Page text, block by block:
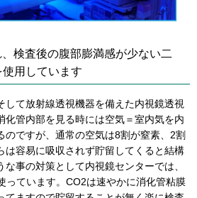
検査後の腹部膨満感が少ない二
用しています
して放射線透視機器を備えた内視鏡透視
化管内部を見る時には空気＝室内気を内
のですが、通常の空気は8割が窒素、2割
は容易に吸収されず貯留してくると結構
事の対策として内視鏡センターでは、
っています。CO2は速やかに消化管粘膜